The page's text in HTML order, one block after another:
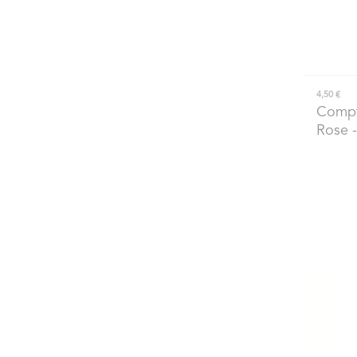
4,50 €
Rose